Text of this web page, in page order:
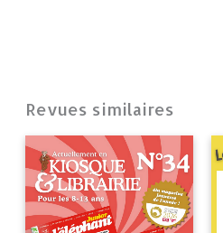
Revues similaires